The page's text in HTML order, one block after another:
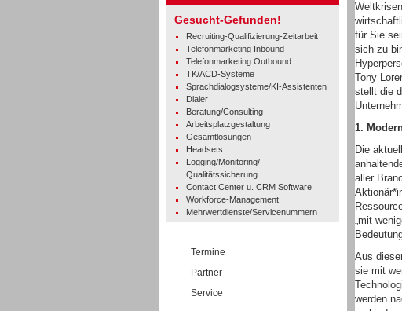
Gesucht-Gefunden!
Recruiting-Qualifizierung-Zeitarbeit
Telefonmarketing Inbound
Telefonmarketing Outbound
TK/ACD-Systeme
Sprachdialogsysteme/KI-Assistenten
Dialer
Beratung/Consulting
Arbeitsplatzgestaltung
Gesamtlösungen
Headsets
Logging/Monitoring/
Qualitätssicherung
Contact Center u. CRM Software
Workforce-Management
Mehrwertdienste/Servicenummern
Termine
Partner
Service
für Sie
sich zu
Tony
stellt die
1.
Die
aller
„mit
Aus
sie mit
werden